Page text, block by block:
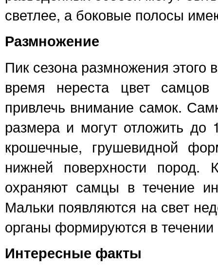
светлее, а боковые полосы
Размножение
Пик сезона размножения
время нереста цвет
привлечь внимание самок.
размера и могут отложить
крошечные, грушевидной
нижней поверхности пород.
охраняют самцы в течение
Мальки появляются на свет
органы формируются в
Интересные факты